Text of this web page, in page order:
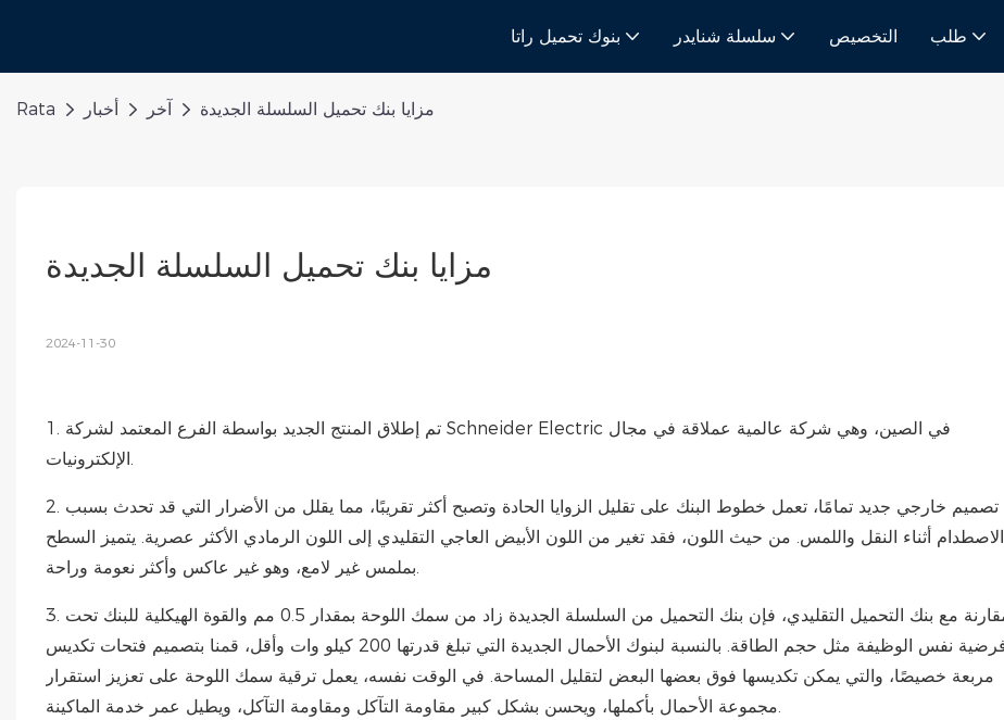
بنوك تحميل راتا سلسلة شنايدر التخصيص طلب
Rata أخبار آخر مزايا بنك تحميل السلسلة الجديدة
مزايا بنك تحميل السلسلة الجديدة
2024-11-30
1. تم إطلاق المنتج الجديد بواسطة الفرع المعتمد لشركة Schneider Electric في الصين، وهي شركة عالمية عملاقة في مجال
الإلكترونيات.
2. تصميم خارجي جديد تمامًا، تعمل خطوط البنك على تقليل الزوايا الحادة وتصبح أكثر تقريبًا، مما يقلل من الأضرار التي قد تحدث بسبب
الاصطدام أثناء النقل واللمس. من حيث اللون، فقد تغير من اللون الأبيض العاجي التقليدي إلى اللون الرمادي الأكثر عصرية. يتميز السطح
بملمس غير لامع، وهو غير عاكس وأكثر نعومة وراحة.
3. بالمقارنة مع بنك التحميل التقليدي، فإن بنك التحميل من السلسلة الجديدة زاد من سمك اللوحة بمقدار 0.5 مم والقوة الهيكلية للبنك تحت
فرضية نفس الوظيفة مثل حجم الطاقة. بالنسبة لبنوك الأحمال الجديدة التي تبلغ قدرتها 200 كيلو وات وأقل، قمنا بتصميم فتحات تكديس
مربعة خصيصًا، والتي يمكن تكديسها فوق بعضها البعض لتقليل المساحة. في الوقت نفسه، يعمل ترقية سمك اللوحة على تعزيز استقرار
مجموعة الأحمال بأكملها، ويحسن بشكل كبير مقاومة التآكل ومقاومة التآكل، ويطيل عمر خدمة الماكينة.